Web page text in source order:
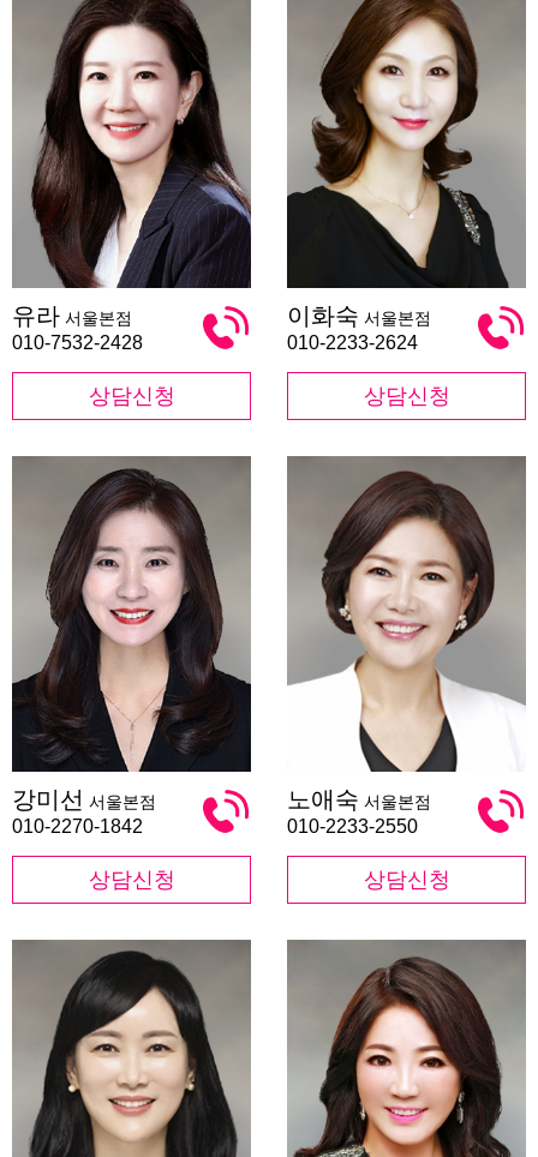
라
유라 서울본점
010-7532-2428
상담신청
화
숙
이화숙 서울본점
010-2233-2624
상담신청
미
선
강미선 서울본점
010-2270-1842
상담신청
애
숙
노애숙 서울본점
010-2233-2550
상담신청